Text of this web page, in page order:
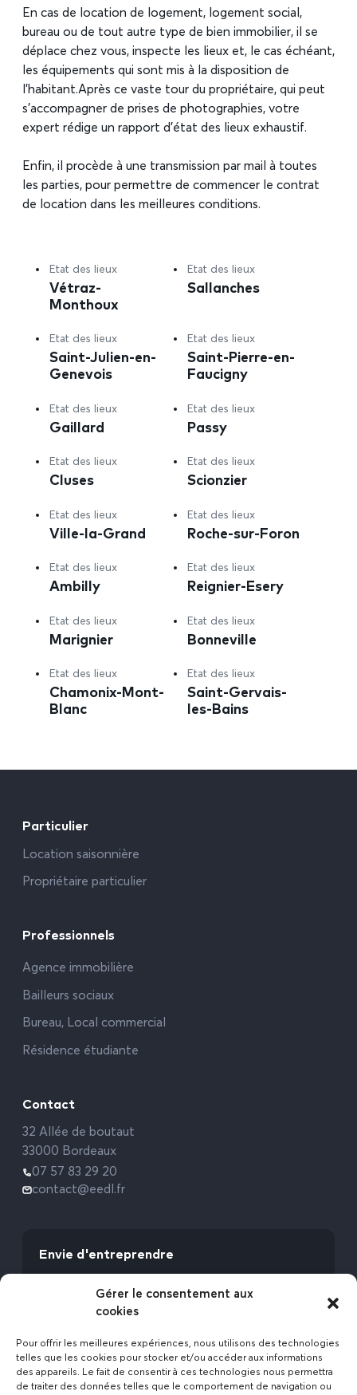
Gérer le consentement aux
cookies
Pour offrir les meilleures expériences, nous utilisons des technologies
telles que les cookies pour stocker et/ou accéder aux informations
des appareils. Le fait de consentir à ces technologies nous permettra
de traiter des données telles que le comportement de navigation ou
En cas de location de logement, logement social,
bureau ou de tout autre type de bien immobilier, il se
déplace chez vous, inspecte les lieux et, le cas échéant,
les équipements qui sont mis à la disposition de
l’habitant.Après ce vaste tour du propriétaire, qui peut
s’accompagner de prises de photographies, votre
expert rédige un rapport d’état des lieux exhaustif.
Enfin, il procède à une transmission par mail à toutes
les parties, pour permettre de commencer le contrat
de location dans les meilleures conditions.
Etat des lieux
Vétraz-
Monthoux
Etat des lieux
Sallanches
Etat des lieux
Saint-Julien-en-
Genevois
Etat des lieux
Saint-Pierre-en-
Faucigny
Etat des lieux
Gaillard
Etat des lieux
Passy
Etat des lieux
Cluses
Etat des lieux
Scionzier
Etat des lieux
Ville-la-Grand
Etat des lieux
Roche-sur-Foron
Etat des lieux
Ambilly
Etat des lieux
Reignier-Esery
Etat des lieux
Marignier
Etat des lieux
Bonneville
Etat des lieux
Chamonix-Mont-
Blanc
Etat des lieux
Saint-Gervais-
les-Bains
Particulier
Location saisonnière
Propriétaire particulier
Professionnels
Agence immobilière
Bailleurs sociaux
Bureau, Local commercial
Résidence étudiante
Contact
32 Allée de boutaut
33000 Bordeaux
07 57 83 29 20
contact@eedl.fr
Envie d'entreprendre
avec l’Expert Etat des Lieux !
Rejoignez-nous